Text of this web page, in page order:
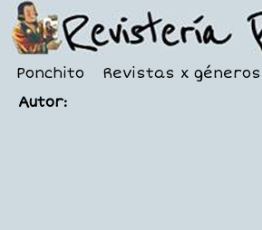
Ponchito Revistas x géneros
Autor: